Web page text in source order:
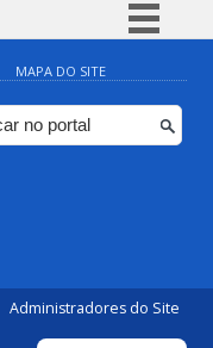
Simplifique!
Comunica BR
Participe
MAPA DO SITE
Administradores do Site